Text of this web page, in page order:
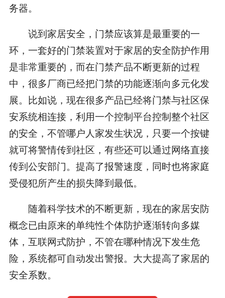
务器。
说到家居安全，门禁应该算是最重要的一
环，一套好的门禁装置对于家居的安全防护作用
是非常重要的，而在门禁产品不断更新的过程
中，很多厂商已经把门禁的功能逐渐向多元化发
展。比如说，现在很多产品已经将门禁与社区保
安系统相连接，利用一个控制平台控制整个社区
的安全，不管哪户人家发生状况，只要一个按键
就可将警情传到社区，有些还可以通过网络直接
传到公安部门。提高了报警速度，同时也将家庭
受侵犯所产生的损失降到最低。
随着科学技术的不断更新，现在的家居安防
概念已由原来的单纯性个体防护逐渐转向多媒
体，互联网式防护，不管在哪种情况下发生危
险，系统都可自动发出警报。大大提高了家居的
安全系数。